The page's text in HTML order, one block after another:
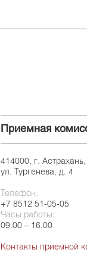
Приемная
414000, г. Астрахань,
ул. Тургенева, д. 4
Телефон:
+7 8512 51-05-05
Часы работы:
09.00 – 16.00
Контакты приемной